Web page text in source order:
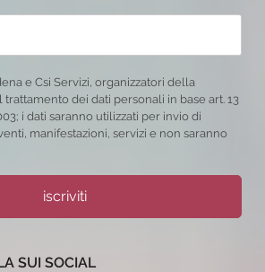
e Csi Servizi, organizzatori della
trattamento dei dati personali in base art. 13
i dati saranno utilizzati per invio di
manifestazioni, servizi e non saranno
iscriviti
SUI SOCIAL